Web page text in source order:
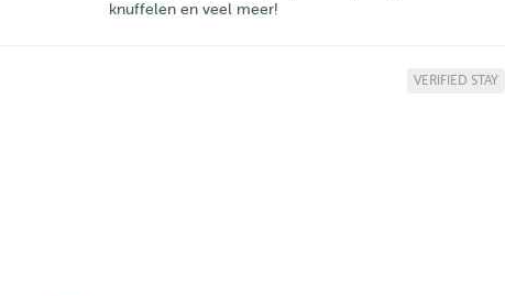
knuffelen en veel meer!
VERIFIED STAY